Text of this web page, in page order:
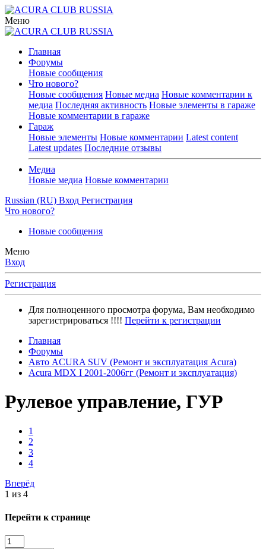
Меню
Главная
Форумы
Новые сообщения
Что нового?
Новые сообщения Новые медиа Новые комментарии к
медиа Последняя активность Новые элементы в гараже
Новые комментарии в гараже
Гараж
Новые элементы Новые комментарии Latest content
Latest updates Последние отзывы
Медиа
Новые медиа Новые комментарии
Russian (RU) Вход Регистрация
Что нового?
Новые сообщения
Меню
Вход
Регистрация
Для полноценного просмотра форума, Вам необходимо
зарегистрироваться !!!! Перейти к регистрации
Главная
Форумы
Авто ACURA SUV (Ремонт и эксплуатация Acura)
Acura MDX I 2001-2006гг (Ремонт и эксплуатация)
Рулевое управление, ГУР
1
2
3
4
Вперёд
1 из 4
Перейти к странице